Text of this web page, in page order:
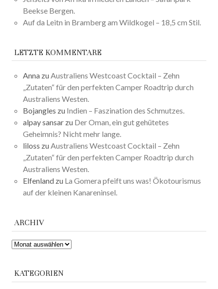
Beekse Bergen.
Auf da Leitn in Bramberg am Wildkogel – 18,5 cm Stil.
LETZTE KOMMENTARE
Anna zuAustraliens Westcoast Cocktail – Zehn
„Zutaten“ für den perfekten Camper Roadtrip durch
Australiens Westen.
Bojangles zu Indien – Faszination des Schmutzes.
alpay sansar zu Der Oman, ein gut gehütetes
Geheimnis? Nicht mehr lange.
liloss zuAustraliens Westcoast Cocktail – Zehn
„Zutaten“ für den perfekten Camper Roadtrip durch
Australiens Westen.
Elfenland zu La Gomera pfeift uns was! Ökotourismus
auf der kleinen Kanareninsel.
ARCHIV
ARCHIV
KATEGORIEN